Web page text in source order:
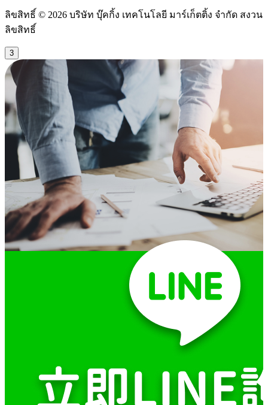
ลิขสิทธิ์ © 2026 บริษัท บุ๊คกิ้ง เทคโนโลยี มาร์เก็ตติ้ง จำกัด สงวน
ลิขสิทธิ์
3